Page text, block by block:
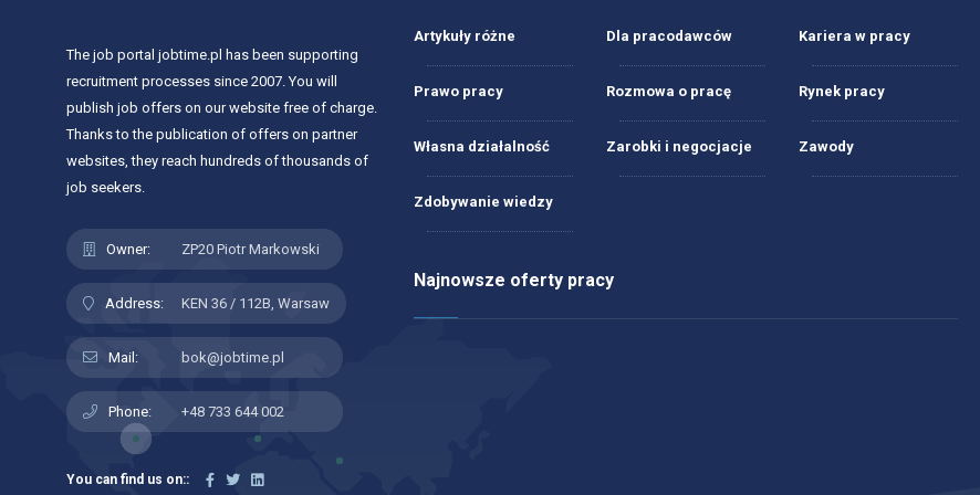
The job portal jobtime.pl has been supporting
recruitment processes since 2007. You will
publish job offers on our website free of charge.
Thanks to the publication of offers on partner
websites, they reach hundreds of thousands of
job seekers.
Owner: ZP20 Piotr Markowski
Address: KEN 36 / 112B, Warsaw
Mail: bok@jobtime.pl
Phone: +48 733 644 002
You can find us on::
Artykuły różne Dla pracodawców Kariera w pracy
Prawo pracy Rozmowa o pracę Rynek pracy
Własna działalność Zarobki i negocjacje Zawody
Zdobywanie wiedzy
Najnowsze oferty pracy